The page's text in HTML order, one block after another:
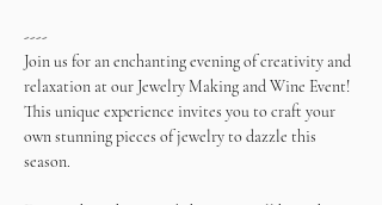
----
Join us for an enchanting evening of creativity and
relaxation at our Jewelry Making and Wine Event!
This unique experience invites you to craft your
own stunning pieces of jewelry to dazzle this
season.